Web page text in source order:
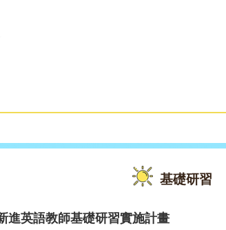
基礎研習
進英語教師基礎研習實施計畫